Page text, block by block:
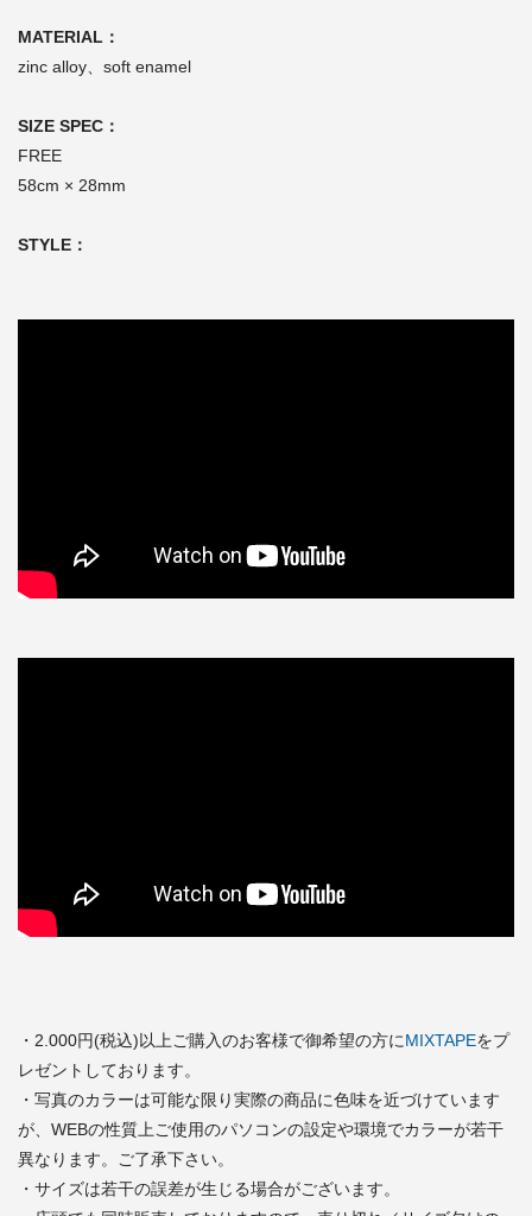
MATERIAL：
zinc alloy、soft enamel
SIZE SPEC：
FREE
58cm × 28mm
STYLE：
・2.000円(税込)以上ご購入のお客様で御希望の方にMIXTAPEをプ
レゼントしております。
・写真のカラーは可能な限り実際の商品に色味を近づけています
が、WEBの性質上ご使用のパソコンの設定や環境でカラーが若干
異なります。ご了承下さい。
・サイズは若干の誤差が生じる場合がございます。